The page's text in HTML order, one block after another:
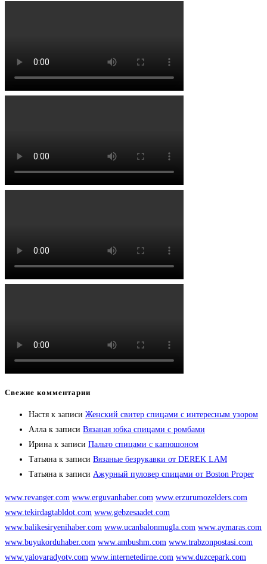
Свежие комментарии
Настя к записи Женский свитер спицами с интересным узором
Алла к записи Вязаная юбка спицами с ромбами
Ирина к записи Пальто спицами с капюшоном
Татьяна к записи Вязаные безрукавки от DEREK LAM
Татьяна к записи Ажурный пуловер спицами от Boston Proper
www.revanger.com www.erguvanhaber.com www.erzurumozelders.com
www.tekirdagtabldot.com www.gebzesaadet.com
www.balikesiryenihaber.com www.ucanbalonmugla.com www.aymaras.com
www.buyukorduhaber.com www.ambushm.com www.trabzonpostasi.com
www.yalovaradyotv.com www.internetedirne.com www.duzcepark.com